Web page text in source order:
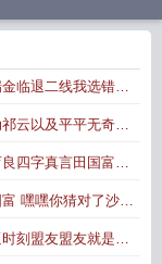
临退二线我选错了
云以及平平无奇的
四字真言田国富再
嘿嘿你猜对了沙书
你
刻盟友盟友就是拿